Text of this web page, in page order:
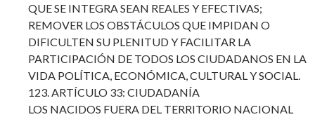
QUE SE INTEGRA SEAN REALES Y EFECTIVAS;
REMOVER LOS OBSTÁCULOS QUE IMPIDAN O
DIFICULTEN SU PLENITUD Y FACILITAR LA
PARTICIPACIÓN DE TODOS LOS CIUDADANOS EN LA
VIDA POLÍTICA, ECONÓMICA, CULTURAL Y SOCIAL.
123. ARTÍCULO 33: CIUDADANÍA
LOS NACIDOS FUERA DEL TERRITORIO NACIONAL